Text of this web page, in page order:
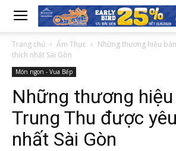
Trang chủ Ẩm Thực
Những thương hiệu
thích nhất Sài Gòn
Món ngon - Vua Bếp
Những thương hiệu
Trung Thu được
nhất Sài Gòn